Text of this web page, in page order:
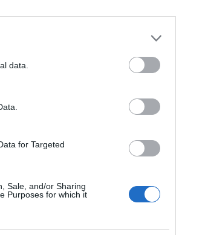
data.
for Targeted
Sale, and/or Sharing
Purposes for which it